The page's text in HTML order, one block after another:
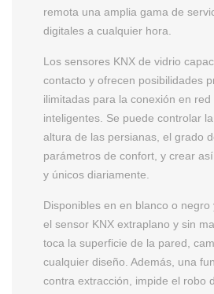
remota una amplia gama de
digitales a cualquier hora.
Los sensores KNX de vidrio
contacto y ofrecen posibilidades
ilimitadas para la conexión en red
inteligentes. Se puede controlar
altura de las persianas, el grado
parámetros de confort, y crear
y únicos diariamente.
Disponibles en en blanco o negro
el sensor KNX extraplano y sin
toca la superficie de la pared,
cualquier diseño. Además, una
contra extracción, impide el robo